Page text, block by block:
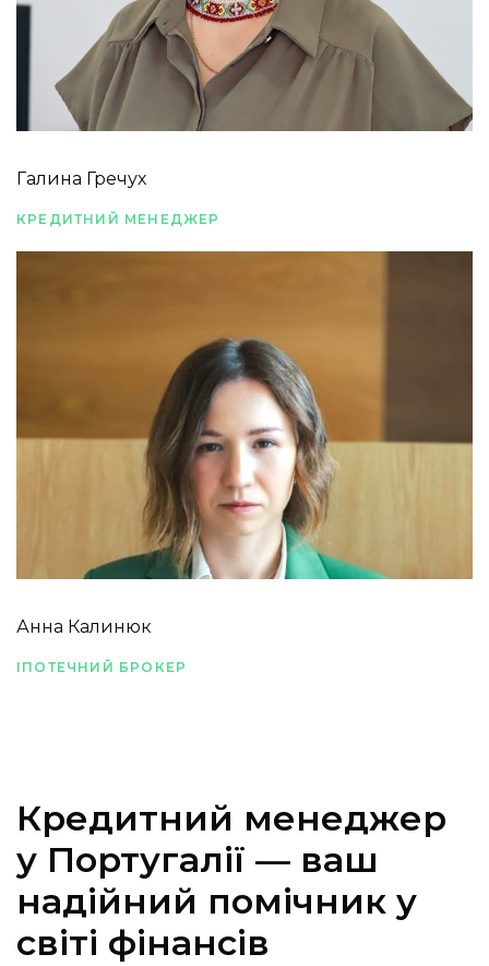
Галина Гречух
КРЕДИТНИЙ МЕНЕДЖЕР
Анна Калинюк
ІПОТЕЧНИЙ БРОКЕР
Кредитний менеджер
у Португалії — ваш
надійний помічник у
світі фінансів